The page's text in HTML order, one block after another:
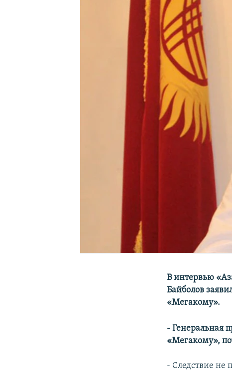
В интервью
Байболов
«Мегакому».
- Генеральная
«Мегакому»,
- Следствие не